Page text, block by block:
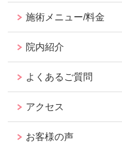
施術メニュー/料金
院内紹介
よくあるご質問
アクセス
お客様の声